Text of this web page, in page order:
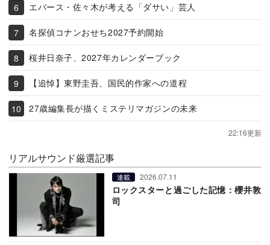
エバース・佐々木が考える「ダサい」芸人
名探偵コナンおせち2027予約開始
桜井日奈子、2027年カレンダーブック
【追悼】東野圭吾、国民的作家への道程
27歳編集長が描くミステリマガジンの未来
22:16更新
リアルサウンド厳選記事
連載 2026.07.11
ロックスターと過ごした記憶：櫻井敦
司